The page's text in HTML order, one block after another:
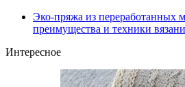
Эко-пряжа из переработанных
преимущества и техники
Интересное